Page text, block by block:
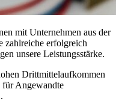
mit Unternehmen aus der
zahlreiche erfolgreich
unsere Leistungsstärke.
Drittmittelaufkommen
für Angewandte